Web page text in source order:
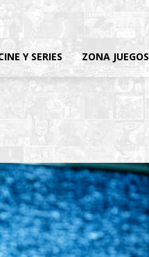
Y SERIES ZONA JUEGOS